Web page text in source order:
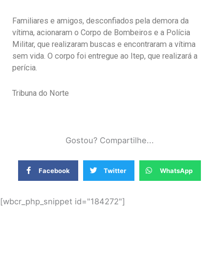
Familiares e amigos, desconfiados pela demora da
vítima, acionaram o Corpo de Bombeiros e a Polícia
Militar, que realizaram buscas e encontraram a vítima
sem vida. O corpo foi entregue ao Itep, que realizará a
perícia.
Tribuna do Norte
Gostou? Compartilhe...
Facebook Twitter WhatsApp
[wbcr_php_snippet id="184272"]